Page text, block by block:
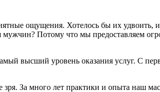
ощущения. Хотелось бы их удвоить,
Потому что мы предоставляем
высший уровень оказания услуг. С
зря. За много лет практики и опыта наш